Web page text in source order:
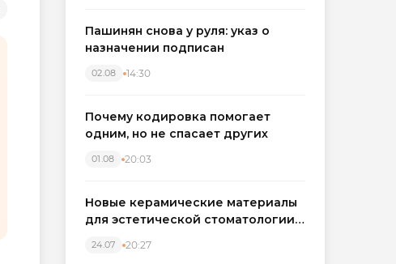
Пашинян снова у руля: указ о
назначении подписан
02.08 14:30
Почему кодировка помогает
одним, но не спасает других
01.08 20:03
Новые керамические материалы
для эстетической стоматологии
24.07 20:27